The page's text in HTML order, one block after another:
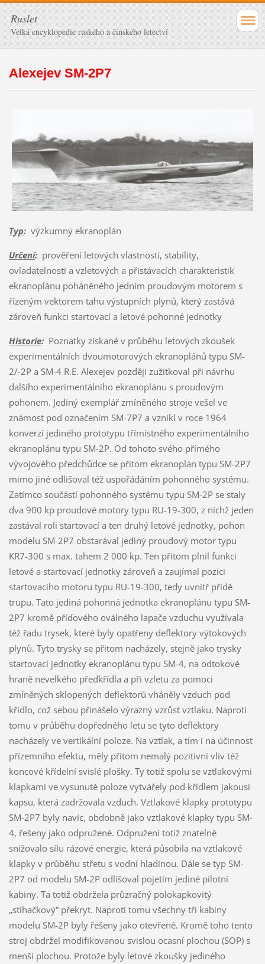
Ruslet
Velká encyklopedie ruského a čínského letectví
Alexejev SM-2P7
Typ:výzkumný ekranoplán
Určení:prověření letových vlastností, stability,
ovladatelnosti a vzletových a přistávacích charakteristik
ekranoplánu poháněného jedním proudovým motorem s
řízeným vektorem tahu výstupních plynů, který zastává
zároveň funkci startovací a letové pohonné jednotky
Historie:Poznatky získané v průběhu letových zkoušek
experimentálních dvoumotorových ekranoplánů typu SM-
2/-2P a SM-4 R.E. Alexejev později zužitkoval při návrhu
dalšího experimentálního ekranoplánu s proudovým
pohonem. Jediný exemplář zmíněného stroje vešel ve
známost pod označením SM-7P7 a vznikl v roce 1964
konverzí jediného prototypu třímístného experimentálního
ekranoplánu typu SM-2P. Od tohoto svého přímého
vývojového předchůdce se přitom ekranoplán typu SM-2P7
mimo jiné odlišoval též uspořádáním pohonného systému.
Zatímco součástí pohonného systému typu SM-2P se staly
dva 900 kp proudové motory typu RU-19-300, z nichž jeden
zastával roli startovací a ten druhý letové jednotky, pohon
modelu SM-2P7 obstarával jediný proudový motor typu
KR7-300 s max. tahem 2 000 kp. Ten přitom plnil funkci
letové a startovací jednotky zároveň a zaujímal pozici
startovacího motoru typu RU-19-300, tedy uvnitř přídě
trupu. Tato jediná pohonná jednotka ekranoplánu typu SM-
2P7 kromě příďového oválného lapače vzduchu využívala
též řadu trysek, které byly opatřeny deflektory výtokových
plynů. Tyto trysky se přitom nacházely, stejně jako trysky
startovací jednotky ekranoplánu typu SM-4, na odtokové
hraně nevelkého předkřídla a při vzletu za pomoci
zmíněných sklopených deflektorů vháněly vzduch pod
křídlo, což sebou přinášelo výrazný vzrůst vztlaku. Naproti
tomu v průběhu dopředného letu se tyto deflektory
nacházely ve vertikální poloze. Na vztlak, a tím i na účinnost
přízemního efektu, měly přitom nemalý pozitivní vliv též
koncové křídelní svislé plošky. Ty totiž spolu se vztlakovými
klapkami ve vysunuté poloze vytvářely pod křídlem jakousi
kapsu, která zadržovala vzduch. Vztlakové klapky prototypu
SM-2P7 byly navíc, obdobně jako vztlakové klapky typu SM-
4, řešeny jako odpružené. Odpružení totiž znatelně
snižovalo sílu rázové energie, která působila na vztlakové
klapky v průběhu střetu s vodní hladinou. Dále se typ SM-
2P7 od modelu SM-2P odlišoval pojetím jediné pilotní
kabiny. Ta totiž obdržela průzračný polokapkovitý
„stíhačkový“ překryt. Naproti tomu všechny tři kabiny
modelu SM-2P byly řešeny jako otevřené. Kromě toho tento
stroj obdržel modifikovanou svislou ocasní plochou (SOP) s
menší plochou. Protože byly letové zkoušky jediného